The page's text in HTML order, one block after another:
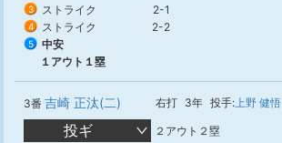
3 ストライク 2-1
4 ストライク 2-2
5
中安
１アウト１塁
3番 吉崎 正汰(二) 右打 3年 投手:上野 健悟
投ギ ２アウト２塁